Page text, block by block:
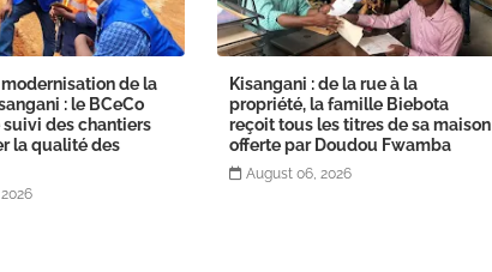
de la
: le BCeCo
des chantiers
la qualité des
Kisangani : de la rue à la
propriété, la famille Biebota
reçoit tous les titres de sa maison
offerte par Doudou Fwamba
August 06, 2026